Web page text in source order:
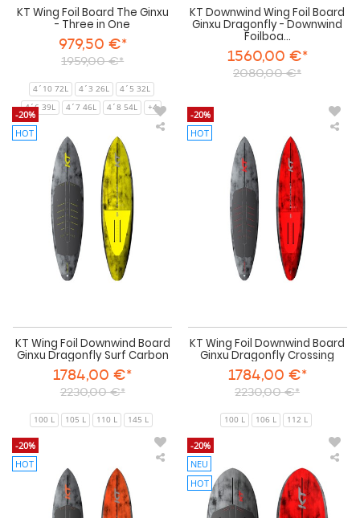
KT Wing Foil Board The Ginxu
- Three in One
979,50 €*
1959,00 €*
4´10 72L 4´3 26L
4´5 32L
4´6 39L
4´7 46L 4´8 54L +4
KT Downwind Wing Foil Board
Ginxu Dragonfly - Downwind
Foilboa...
1560,00 €*
2080,00 €*
-20%
HOT
KT Wing Foil Downwind Board
Ginxu Dragonfly Surf Carbon
1784,00 €*
2230,00 €*
100 L 105 L 110 L 145 L
-20%
HOT
KT Wing Foil Downwind Board
Ginxu Dragonfly Crossing
1784,00 €*
2230,00 €*
100 L 106 L 112 L
-20%
HOT
Wing
Downwind
-20%
NEU
HOT